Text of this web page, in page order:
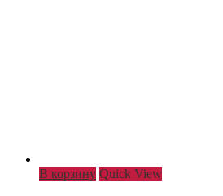
В корзину Quick View